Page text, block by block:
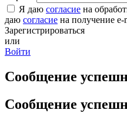
Я даю согласие на
даю согласие на получение
Зарегистрироваться
или
Войти
Сообщение
Сообщение